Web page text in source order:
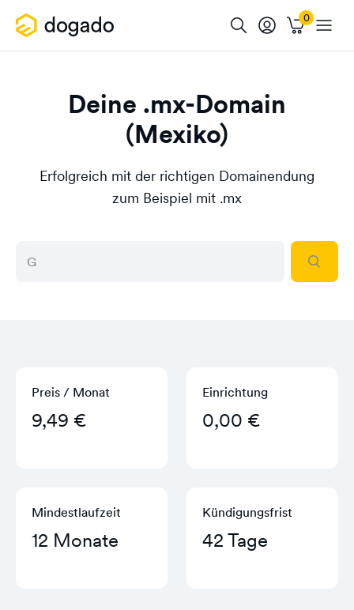
Deine .mx-Domain
(Mexiko)
Erfolgreich mit der richtigen Domainendung
zum Beispiel mit .mx
Preis / Monat
9,49 €
Einrichtung
0,00 €
Mindestlaufzeit
12 Monate
Kündigungs­frist
42 Tage